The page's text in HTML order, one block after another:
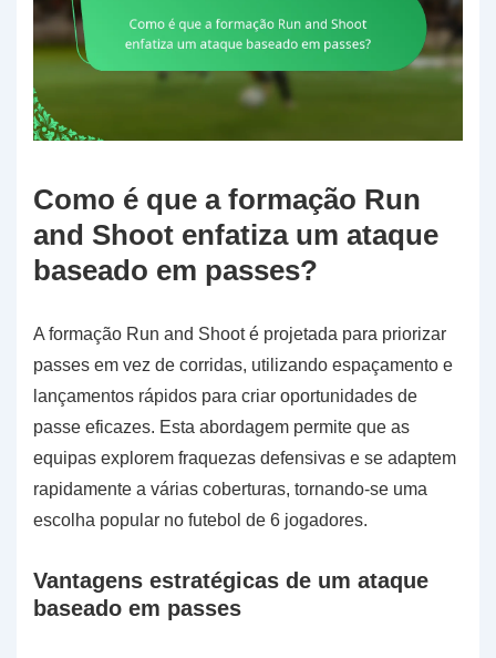
Como é que a formação Run
and Shoot enfatiza um ataque
baseado em passes?
A formação Run and Shoot é projetada para priorizar
passes em vez de corridas, utilizando espaçamento e
lançamentos rápidos para criar oportunidades de
passe eficazes. Esta abordagem permite que as
equipas explorem fraquezas defensivas e se adaptem
rapidamente a várias coberturas, tornando-se uma
escolha popular no futebol de 6 jogadores.
Vantagens estratégicas de um ataque
baseado em passes